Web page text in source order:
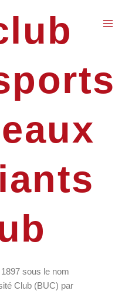
1897 sous le nom
Club (BUC) par